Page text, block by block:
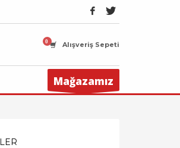
Alışveriş Sepeti
Mağazamız